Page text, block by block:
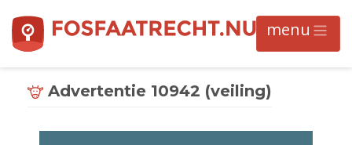
Advertentie 10942 (veiling)